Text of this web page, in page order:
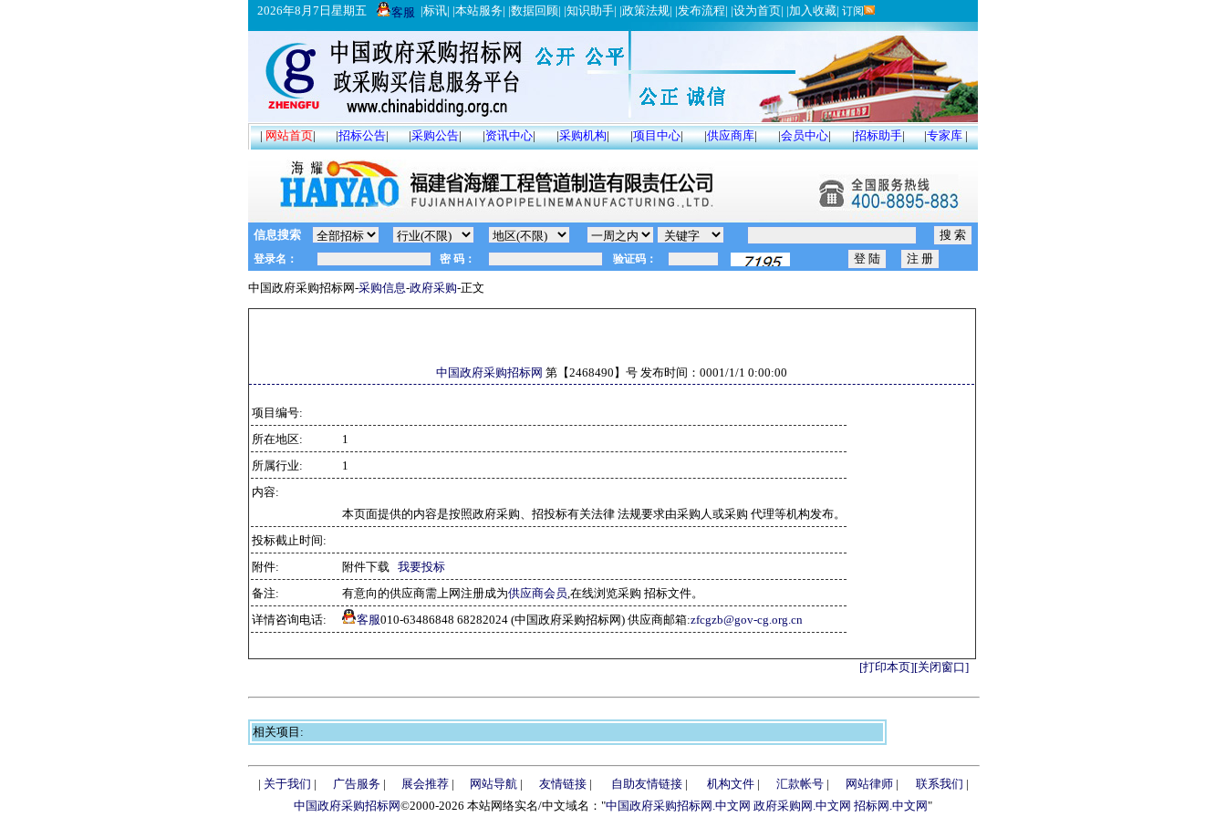
2026年8月7日星期五 客服 |标讯| |本站服务| |数据回顾| |知识助手| |政策法规| |发布流程| |设为首页| |加入收藏| 订阅
|网站首页| |招标公告| |采购公告| |资讯中心| |采购机构| |项目中心| |供应商库| |会员中心| |招标助手| |专家库|
信息搜索
中国政府采购招标网-采购信息-政府采购-正文
中国政府采购招标网 第【2468490 】号 发布时间： 0001/1/1 0:00:00
项目编号:
所在地区:
1
所属行业:
1
内容:
本页面提供的内容是按照政府采购、招投标有关法律 法规要求由采购人或采购 代理等机构发布。
投标截止时间:
附件:
附件下载 我要投标
备注:
有意向的供应商需上网注册成为供应商会员,在线浏览采购 招标文件。
详情咨询电话:
客服010-63486848 68282024 (中国政府采购招标网) 供应商邮箱:zfcgzb@gov-cg.org.cn
[打印本页][关闭窗口]
相关项目:
| 关于我们 | 广告服务| 展会推荐| 网站导航 | 友情链接 | 自助友情链接 | 机构文件 | 汇款帐号 | 网站律师 | 联系我们 |
中国政府采购招标网©2000-2026 本站网络实名/中文域名："中国政府采购招标网.中文网 政府采购网.中文网 招标网.中文网"